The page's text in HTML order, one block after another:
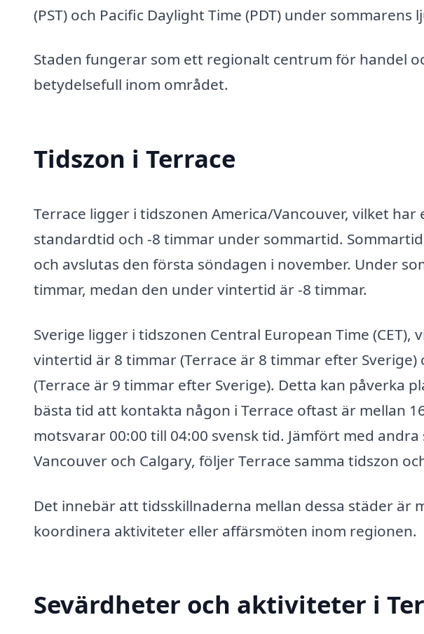
(PST) och Pacific Daylight Time (PDT) under sommarens
Staden fungerar som ett regionalt centrum för handel
betydelsefull inom området.
Tidszon i Terrace
Terrace ligger i tidszonen America/Vancouver, vilket
standardtid och -8 timmar under sommartid.
och avslutas den första söndagen i november. Under
timmar, medan den under vintertid är -8 timmar.
Sverige ligger i tidszonen Central European Time
vintertid är 8 timmar (Terrace är 8 timmar efter
(Terrace är 9 timmar efter Sverige). Detta kan påverka
bästa tid att kontakta någon i Terrace oftast är mellan
motsvarar 00:00 till 04:00 svensk tid. Jämfört med
Vancouver och Calgary, följer Terrace samma tidszon
Det innebär att tidsskillnaderna mellan dessa städer är
koordinera aktiviteter eller affärsmöten inom regionen.
Sevärdheter och aktiviteter i